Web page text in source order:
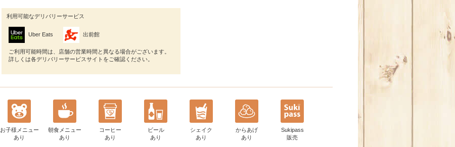
利用可能なデリバリーサービス
Uber Eats 出前館
ご利用可能時間は、店舗の営業時間と異なる場合がございます。
詳しくは各デリバリーサービスサイトをご確認ください。
お子様メニュー
あり
朝食メニュー
あり
コーヒー
あり
ビール
あり
シェイク
あり
からあげ
あり
Sukipass
販売